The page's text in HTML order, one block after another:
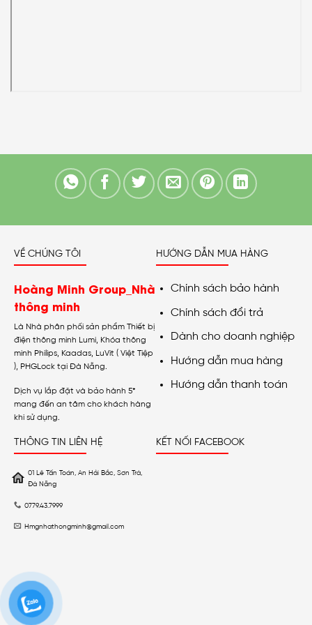
VỀ CHÚNG TÔI
Hoàng Minh Group_Nhà
thông minh
Là Nhà phân phối sản phẩm Thiết bị
điện thông minh Lumi, Khóa thông
minh Philips, Kaadas, LuVit ( Việt Tiệp
), PHGLock tại Đà Nẵng.
Dịch vụ lắp đặt và bảo hành 5*
mang đến an tâm cho khách hàng
khi sử dụng.
HƯỚNG DẪN MUA HÀNG
Chính sách bảo hành
Chính sách đổi trả
Dành cho doanh nghiệp
Hướng dẫn mua hàng
Hướng dẫn thanh toán
THÔNG TIN LIÊN HỆ
01 Lê Tấn Toán, An Hải Bắc, Sơn Trà,
Đà Nẵng
0779.43.7999
Hmgnhathongminh@gmail.com
KẾT NỐI FACEBOOK